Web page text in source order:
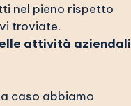
nel pieno rispetto
troviate.
attività aziendali
a caso abbiamo